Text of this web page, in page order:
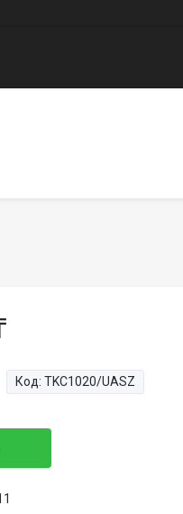
Код: TKC1020/UASZ